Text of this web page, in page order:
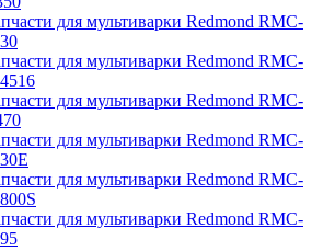
для мультиварки Redmond RMC-
для мультиварки Redmond RMC-
для мультиварки Redmond RMC-
для мультиварки Redmond RMC-
для мультиварки Redmond RMC-
для мультиварки Redmond RMC-